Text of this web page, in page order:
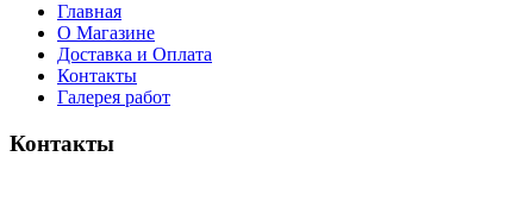
Главная
О Магазине
Доставка и Оплата
Контакты
Галерея работ
Контакты